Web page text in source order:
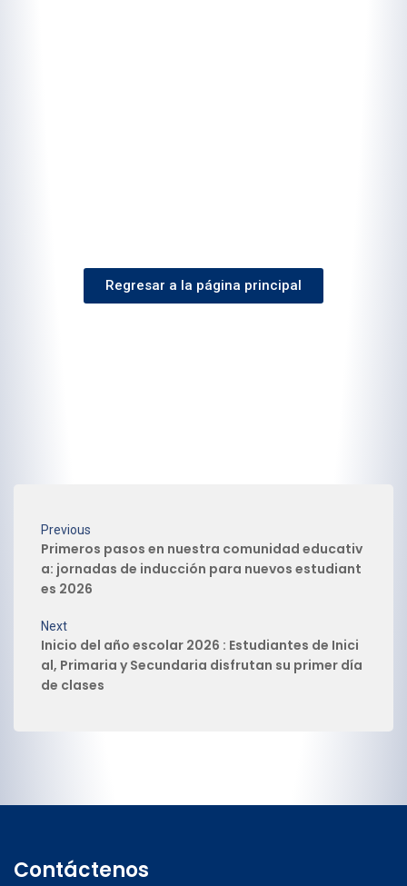
Regresar a la página principal
Previous
Primeros pasos en nuestra comunidad educativ
a: jornadas de inducción para nuevos estudiant
es 2026
Next
Inicio del año escolar 2026 : Estudiantes de Inici
al, Primaria y Secundaria disfrutan su primer día
de clases
Contáctenos